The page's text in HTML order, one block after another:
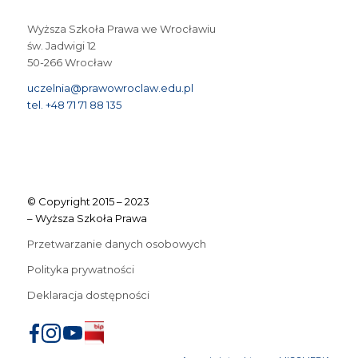
Wyższa Szkoła Prawa we Wrocławiu
św. Jadwigi 12
50-266 Wrocław
uczelnia@prawowroclaw.edu.pl
tel. +48 71 71 88 135
© Copyright 2015 – 2023
– Wyższa Szkoła Prawa
Przetwarzanie danych osobowych
Polityka prywatności
Deklaracja dostępności